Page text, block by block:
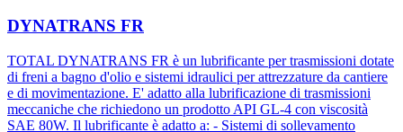
DYNATRANS FR
TOTAL DYNATRANS FR è un lubrificante per trasmissioni dotate
di freni a bagno d'olio e sistemi idraulici per attrezzature da cantiere
e di movimentazione. E' adatto alla lubrificazione di trasmissioni
meccaniche che richiedono un prodotto API GL-4 con viscosità
SAE 80W. Il lubrificante è adatto a: - Sistemi di sollevamento